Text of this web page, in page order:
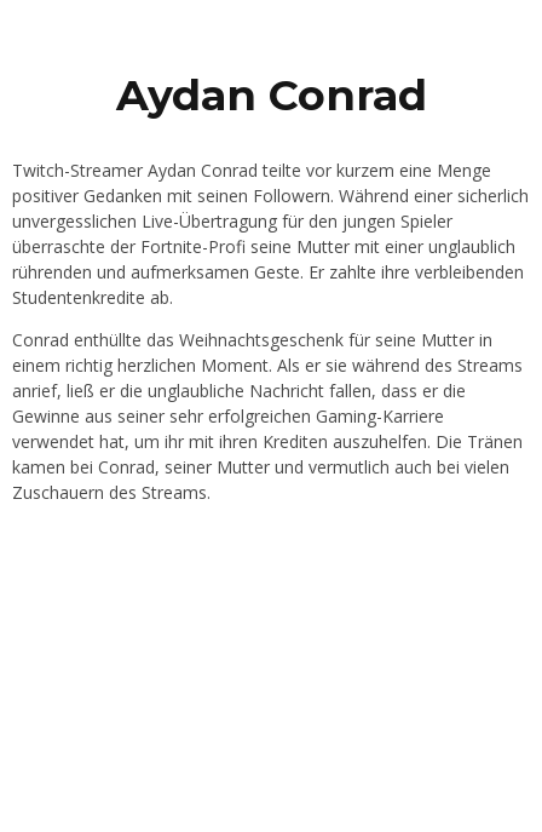
Aydan Conrad
Twitch-Streamer Aydan Conrad teilte vor kurzem eine Menge
positiver Gedanken mit seinen Followern. Während einer sicherlich
unvergesslichen Live-Übertragung für den jungen Spieler
überraschte der Fortnite-Profi seine Mutter mit einer unglaublich
rührenden und aufmerksamen Geste. Er zahlte ihre verbleibenden
Studentenkredite ab.
Conrad enthüllte das Weihnachtsgeschenk für seine Mutter in
einem richtig herzlichen Moment. Als er sie während des Streams
anrief, ließ er die unglaubliche Nachricht fallen, dass er die
Gewinne aus seiner sehr erfolgreichen Gaming-Karriere
verwendet hat, um ihr mit ihren Krediten auszuhelfen. Die Tränen
kamen bei Conrad, seiner Mutter und vermutlich auch bei vielen
Zuschauern des Streams.